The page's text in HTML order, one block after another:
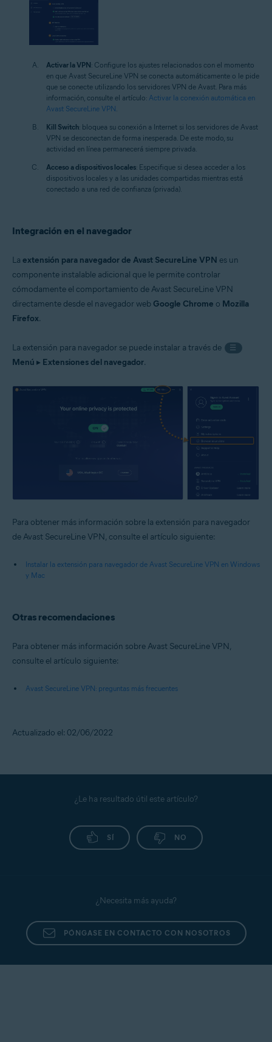
Activar la VPN: Configure los ajustes relacionados con el momento
en que Avast SecureLine VPN se conecta automáticamente o le pide
que se conecte utilizando los servidores VPN de Avast. Para más
información, consulte el artículo: Activar la conexión automática en
Avast SecureLine VPN
Kill Switch: bloquea su conexión a Internet si los servidores de Avast
VPN se desconectan de forma inesperada. De este modo, su
actividad en línea permanecerá siempre privada.
Acceso a dispositivos locales: Especifique si desea acceder a los
dispositivos locales y a las unidades compartidas mientras está
conectado a una red de confianza (privada).
Integración en el navegador
La extensión para navegador de Avast SecureLine VPN es un
componente instalable adicional que le permite controlar
cómodamente el comportamiento de Avast SecureLine VPN
directamente desde el navegador web Google Chrome o Mozilla
Firefox.
La extensión para navegador se puede instalar a través de ☰
Menú ▸ Extensiones del navegador.
Para obtener más información sobre la extensión para navegador
de Avast SecureLine VPN, consulte el artículo siguiente:
Instalar la extensión para navegador de Avast SecureLine VPN en Windows
y Mac
Otras recomendaciones
Para obtener más información sobre Avast SecureLine VPN,
consulte el artículo siguiente:
Avast SecureLine VPN: preguntas más frecuentes
Actualizado el: 02/06/2022
¿Le ha resultado útil este artículo?
SÍ NO
¿Necesita más ayuda?
PÓNGASE EN CONTACTO CON NOSOTROS